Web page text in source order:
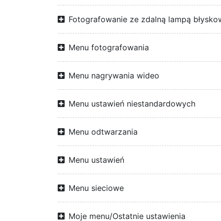
Fotografowanie ze zdalną lampą
Menu fotografowania
Menu nagrywania wideo
Menu ustawień niestandardowych
Menu odtwarzania
Menu ustawień
Menu sieciowe
Moje menu/Ostatnie ustawienia